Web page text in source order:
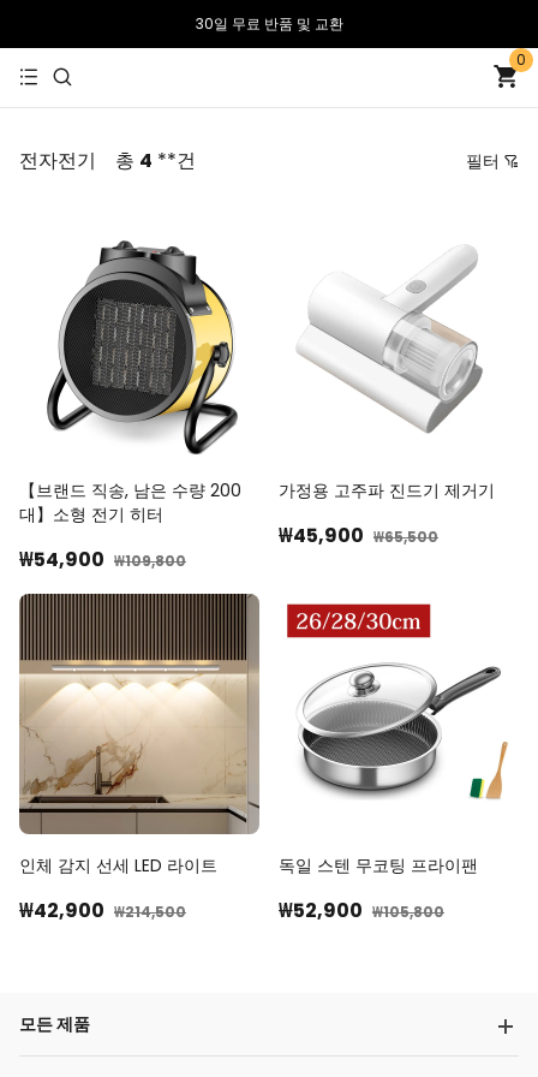
30일 무료 반품 및 교환
0
전자전기 총 4 **건 필터
낮은 가격순
높은 가격순
최신순
【브랜드 직송, 남은 수량 200
대】소형 전기 히터
₩54,900 ₩109,800
가정용 고주파 진드기 제거기
₩45,900 ₩65,500
인체 감지 선세 LED 라이트
₩42,900 ₩214,500
독일 스텐 무코팅 프라이팬
₩52,900 ₩105,800
모든 제품